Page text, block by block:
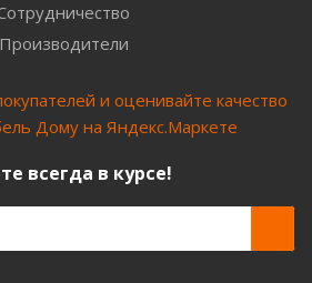
Производители
всегда в курсе!